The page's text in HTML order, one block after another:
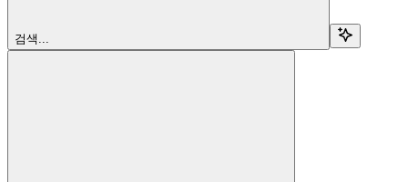
검색...